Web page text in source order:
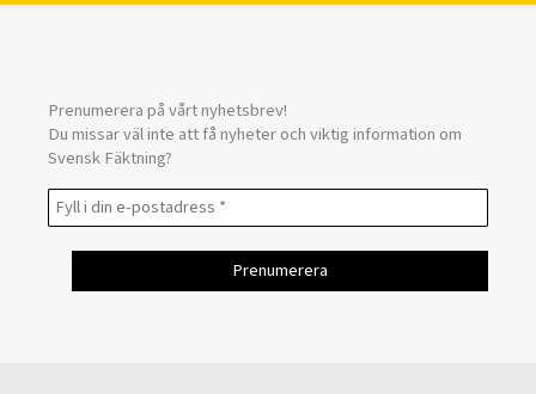
Prenumerera på vårt nyhetsbrev!
Du missar väl inte att få nyheter och viktig information om
Svensk Fäktning?